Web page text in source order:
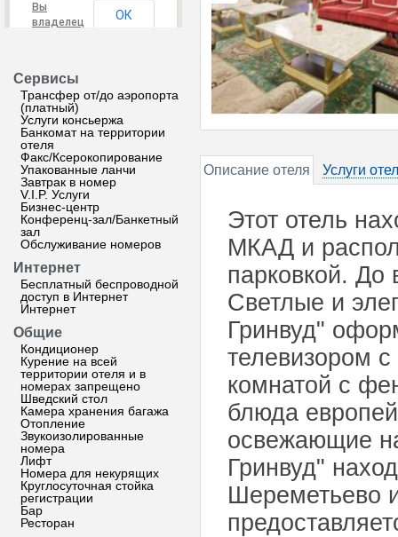
Вы
владелец
ОК
Сервисы
Трансфер от/до аэропорта
(платный)
Услуги консьержа
Банкомат на территории
отеля
Факс/Ксерокопирование
Упакованные ланчи
Завтрак в номер
V.I.P. Услуги
Бизнес-центр
Конференц-зал/Банкетный
зал
Обслуживание номеров
Интернет
Бесплатный беспроводной
доступ в Интернет
Интернет
Общие
Кондиционер
Курение на всей
территории отеля и в
номерах запрещено
Шведский стол
Камера хранения багажа
Отопление
Звукоизолированные
номера
Лифт
Номера для некурящих
Круглосуточная стойка
регистрации
Бар
Ресторан
Описание отеля Услуги
Этот отель
МКАД и
парковкой. До
Светлые и
Гринвуд"
телевизором
комнатой с
блюда
освежающие
Гринвуд"
Шереметьево